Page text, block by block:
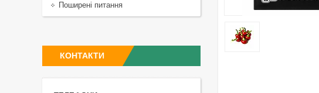
Поширені питання
КОНТАКТИ